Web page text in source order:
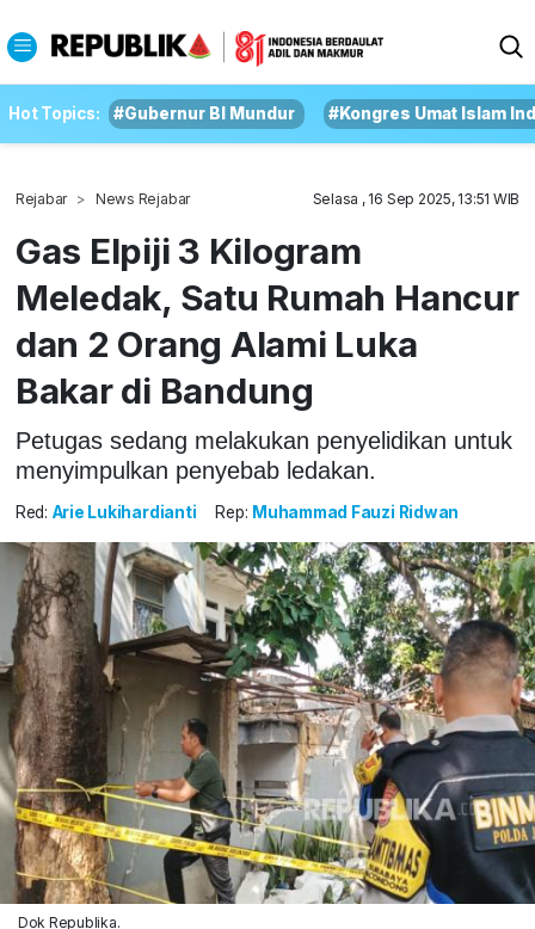
Hot Topics: #Gubernur BI Mundur #Kongres Umat Islam
Rejabar News Rejabar Selasa , 16 Sep 2025, 13:51 WIB
Gas Elpiji 3 Kilogram
Meledak, Satu Rumah Hancur
dan 2 Orang Alami Luka
Bakar di Bandung
Petugas sedang melakukan penyelidikan untuk
menyimpulkan penyebab ledakan.
Red: Arie Lukihardianti Rep: Muhammad Fauzi Ridwan
Dok Republika.